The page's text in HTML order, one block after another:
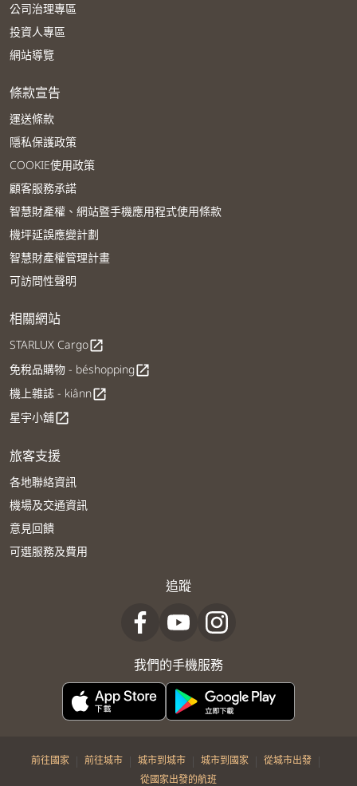
公司治理專區
投資人專區
網站導覽
條款宣告
運送條款
隱私保護政策
COOKIE使用政策
顧客服務承諾
智慧財產權、網站暨手機應用程式使用條款
機坪延誤應變計劃
智慧財產權管理計畫
可訪問性聲明
相關網站
STARLUX Cargoopen_in_new
免稅品購物 - béshoppingopen_in_new
機上雜誌 - kiânnopen_in_new
星宇小舖open_in_new
旅客支援
各地聯絡資訊
機場及交通資訊
意見回饋
可選服務及費用
追蹤
我們的手機服務
前往國家 | 前往城市 | 城市到城市 | 城市到國家 | 從城市出發 |
從國家出發的航班